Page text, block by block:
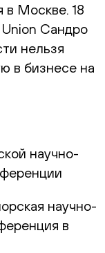
в Москве. 18
Сандро
нельзя
в бизнесе на
научно-
научно-
в